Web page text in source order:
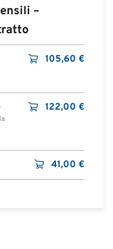
–
105,60 €
122,00 €
41,00 €